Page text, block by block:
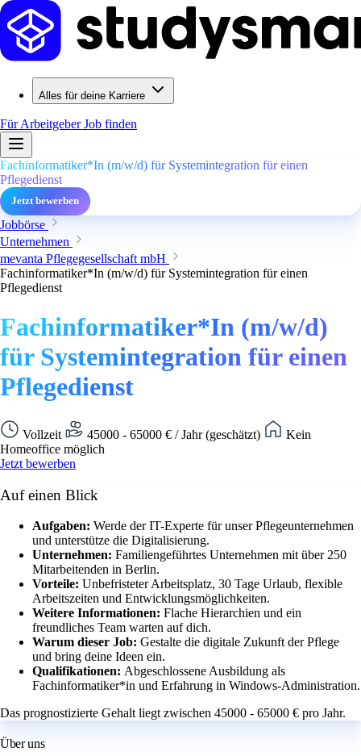
Alles für deine Karriere
Für ArbeitgeberJob finden
Fachinformatiker*In (m/w/d) für Systemintegration für einen
Pflegedienst
Jetzt bewerben
Jobbörse
Unternehmen
mevanta Pflegegesellschaft mbH
Fachinformatiker*In (m/w/d) für Systemintegration für einen
Pflegedienst
Fachinformatiker*In (m/w/d)
für Systemintegration für einen
Pflegedienst
Vollzeit 45000 - 65000 € / Jahr (geschätzt)
Kein
Homeoffice möglich
Jetzt bewerben
Auf einen Blick
Aufgaben: Werde der IT-Experte für unser Pflegeunternehmen
und unterstütze die Digitalisierung.
Unternehmen: Familiengeführtes Unternehmen mit über 250
Mitarbeitenden in Berlin.
Vorteile: Unbefristeter Arbeitsplatz, 30 Tage Urlaub, flexible
Arbeitszeiten und Entwicklungsmöglichkeiten.
Weitere Informationen: Flache Hierarchien und ein
freundliches Team warten auf dich.
Warum dieser Job: Gestalte die digitale Zukunft der Pflege
und bring deine Ideen ein.
Qualifikationen: Abgeschlossene Ausbildung als
Fachinformatiker*in und Erfahrung in Windows-Administration.
Das prognostizierte Gehalt liegt zwischen 45000 - 65000 € pro Jahr.
Über uns